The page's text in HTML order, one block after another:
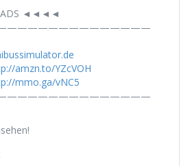
◄◄◄◄
amzn.to/YZcVOH
mmo.ga/vNC5